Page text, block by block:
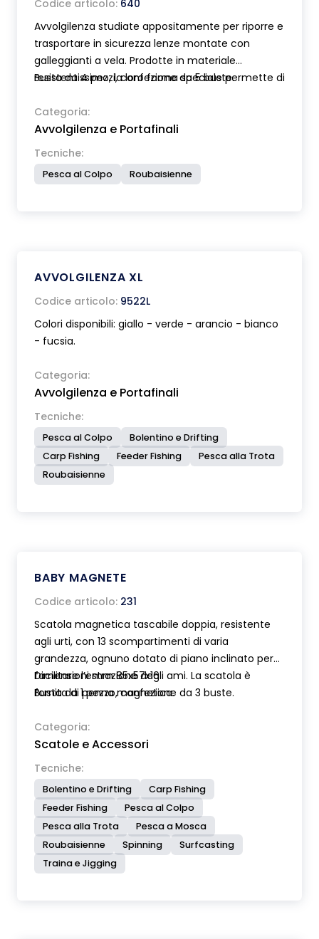
Codice articolo: 640
Avvolgilenza studiate appositamente per riporre e
trasportare in sicurezza lenze montate con
galleggianti a vela. Prodotte in materiale
resistentissimo, la loro forma speciale permette di
due diverse misure di lunghezza cm 32 e cm 42.
Busta da 4 pezzi, confezione da 5 buste.
Categoria:
Avvolgilenza e Portafinali
Tecniche:
Pesca al Colpo Roubaisienne
AVVOLGILENZA XL
Codice articolo: 9522L
Colori disponibili: giallo - verde - arancio - bianco
- fucsia.
Categoria:
Avvolgilenza e Portafinali
Tecniche:
Pesca al Colpo
Bolentino e Drifting
Carp Fishing
Feeder Fishing
Pesca alla Trota
Roubaisienne
BABY MAGNETE
Codice articolo: 231
Scatola magnetica tascabile doppia, resistente
agli urti, con 13 scompartimenti di varia
grandezza, ognuno dotato di piano inclinato per
facilitare l’estrazione degli ami. La scatola è
fornita di penna magnetica.
Dimensioni mm 85x57x16
Busta da 1 pezzo, confezione da 3 buste.
Categoria:
Scatole e Accessori
Tecniche:
Bolentino e Drifting
Carp Fishing
Feeder Fishing
Pesca al Colpo
Pesca alla Trota
Pesca a Mosca
Roubaisienne
Spinning
Surfcasting
Traina e Jigging